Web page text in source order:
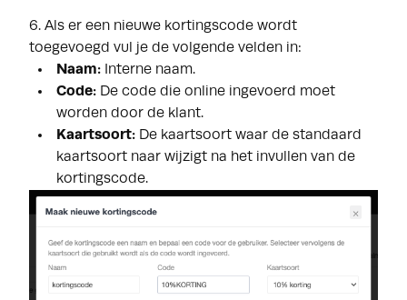
6. Als er een nieuwe kortingscode wordt
toegevoegd vul je de volgende velden in:
Naam: Interne naam.
Code: De code die online ingevoerd moet
worden door de klant.
Kaartsoort: De kaartsoort waar de standaard
kaartsoort naar wijzigt na het invullen van de
kortingscode.